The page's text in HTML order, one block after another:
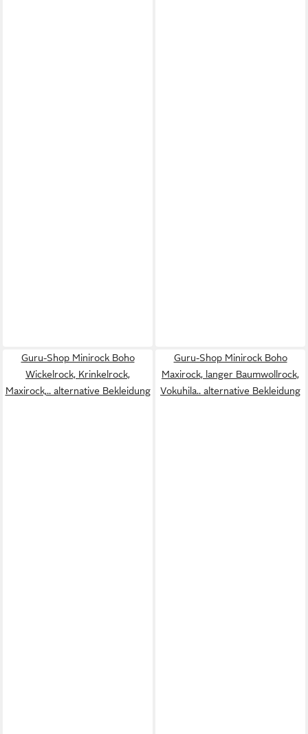
Guru-Shop Minirock Boho
Wickelrock, Krinkelrock,
Maxirock,.. alternative Bekleidung
Guru-Shop Minirock Boho
Maxirock, langer Baumwollrock,
Vokuhila.. alternative Bekleidung